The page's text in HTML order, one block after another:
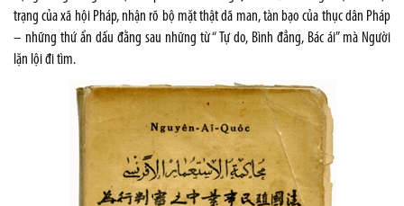
trạng của xã hội Pháp, nhận rõ bộ mặt thật dã man, tàn bạo của thục dân Pháp
– những thứ ẩn dấu đằng sau những từ “ Tự do, Bình đẳng, Bác ái” mà Người
lặn lội đi tìm.